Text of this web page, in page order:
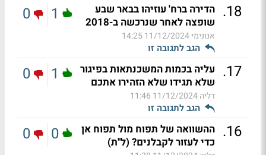
18
. הדירה ברח' עוזיהו בבאר שבע
שופצה לאחר שנרכשה ב-2018
אנונימי11/12/2024 14:25
הגב לתגובה זו
1
0
17
. עליה בכמות המשכנתאות בפיגור
שלא תגידו שלא הזהירו אתכם
דליה11/12/2024 11:46
הגב לתגובה זו
1
0
16
. ההשוואה של תפוח מול תפוח אן
כדי לעזור לקבלנים? (ל"ת)
0
0